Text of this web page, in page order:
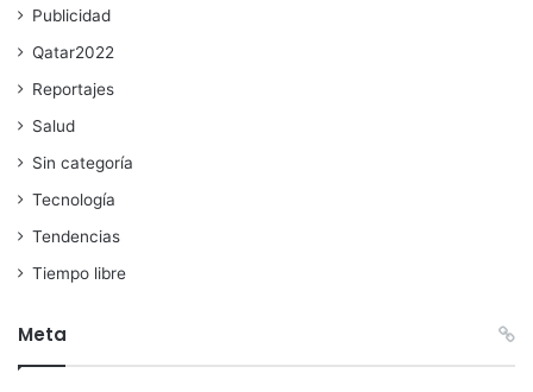
Publicidad
Qatar2022
Reportajes
Salud
Sin categoría
Tecnología
Tendencias
Tiempo libre
Meta